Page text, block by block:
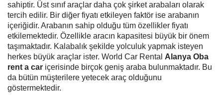
sahiptir. Üst sınıf araçlar daha çok şirket arabaları olarak
tercih edilir. Bir diğer fiyatı etkileyen faktör ise arabanın
içeriğidir. Arabanın sahip olduğu tüm özellikler fiyatı
etkilemektedir. Özellikle aracın kapasitesi büyük bir önem
taşımaktadır. Kalabalık şekilde yolculuk yapmak isteyen
herkes büyük araçlar ister. World Car Rental Alanya Oba
rent a car içerisinde birçok geniş araba bulunmaktadır. Bu
da bütün müşterilere yetecek araç olduğunu
göstermektedir.